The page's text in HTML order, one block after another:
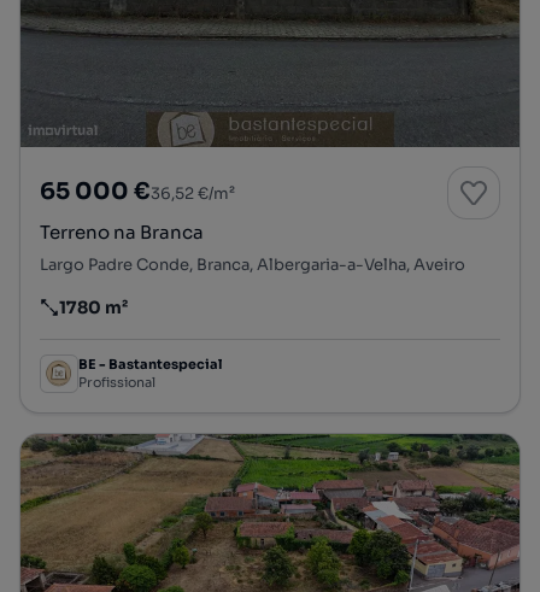
65 000 €36,52 €/m²
Terreno na Branca
Largo Padre Conde, Branca, Albergaria-a-Velha, Aveiro
Preço por metro quadrado
1780 m²
BE - Bastantespecial
Profissional